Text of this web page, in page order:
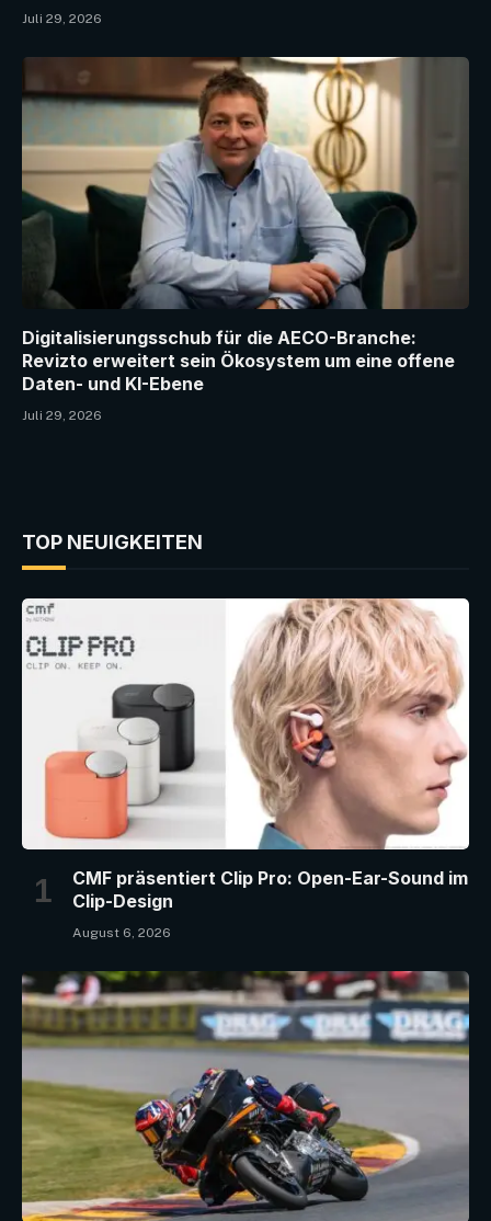
Juli 29, 2026
Digitalisierungsschub für die AECO-Branche:
Revizto erweitert sein Ökosystem um eine offene
Daten- und KI-Ebene
Juli 29, 2026
TOP NEUIGKEITEN
CMF präsentiert Clip Pro: Open-Ear-Sound im
Clip-Design
August 6, 2026